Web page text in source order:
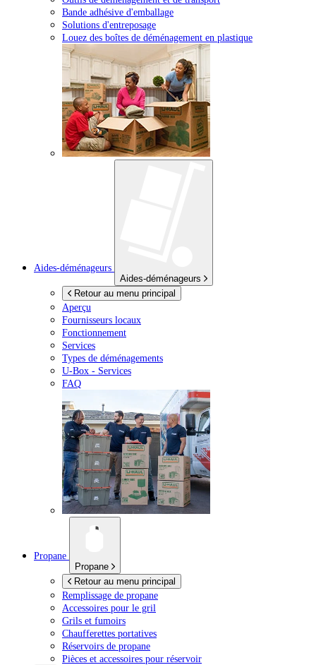
Bande adhésive d'emballage
Solutions d'entreposage
Louez des boîtes de déménagement en plastique
Aides-déménageurs
Aides-déménageurs
Retour au menu principal
Aperçu
Fournisseurs locaux
Fonctionnement
Services
Types de déménagements
U-Box - Services
FAQ
Propane
Propane
Retour au menu principal
Remplissage de propane
Accessoires pour le gril
Grils et fumoirs
Chaufferettes portatives
Réservoirs de propane
Pièces et accessoires pour réservoir